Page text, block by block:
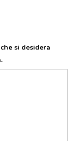
si desidera